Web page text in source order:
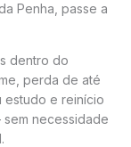
Penha , passe a
dentro do
perda de até
estudo e reinício
necessidade